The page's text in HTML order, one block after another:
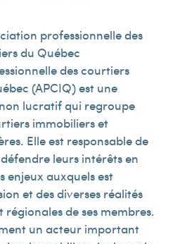
professionnelle des
du Québec
des courtiers
(APCIQ) est une
lucratif qui regroupe
immobiliers et
Elle est responsable de
leurs intérêts en
enjeux auxquels est
et des diverses réalités
régionales de ses membres.
un acteur important